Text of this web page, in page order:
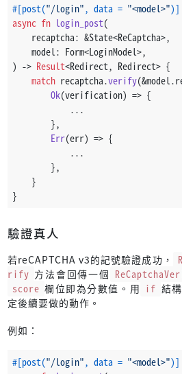
#[post("/login", data = "<model>")]
async fn login_post(
    recaptcha: &State<ReCaptcha>,
    model: Form<LoginModel>,
) -> Result<Redirect, Redirect> {
match recaptcha.verify
Ok(verification) => {
            ...
        },
Err(err) => {
            ...
        },
    }
}
驗證真人
若reCAPTCHA v3的記號驗證成功，
rify 方法會回傳一個
score 欄位即為分數值。用 if 結
定後續要做的動作。
例如：
#[post("/login", data = "<model>")]